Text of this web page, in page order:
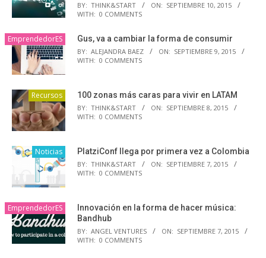
BY: THINK&START ON: SEPTIEMBRE 10, 2015
WITH: 0 COMMENTS
EmprendedorES Gus, va a cambiar la forma de consumir
BY: ALEJANDRA BAEZ ON: SEPTIEMBRE 9, 2015
WITH: 0 COMMENTS
Recursos 100 zonas más caras para vivir en LATAM
BY: THINK&START ON: SEPTIEMBRE 8, 2015
WITH: 0 COMMENTS
Noticias PlatziConf llega por primera vez a Colombia
BY: THINK&START ON: SEPTIEMBRE 7, 2015
WITH: 0 COMMENTS
EmprendedorES
Innovación en la forma de hacer música:
Bandhub
BY: ANGEL VENTURES ON: SEPTIEMBRE 7, 2015
WITH: 0 COMMENTS